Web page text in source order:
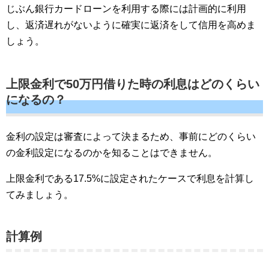
じぶん銀行カードローンを利用する際には計画的に利用
し、返済遅れがないように確実に返済をして信用を高めま
しょう。
上限金利で50万円借りた時の利息はどのくらい
になるの？
金利の設定は審査によって決まるため、事前にどのくらい
の金利設定になるのかを知ることはできません。
上限金利である17.5%に設定されたケースで利息を計算し
てみましょう。
計算例